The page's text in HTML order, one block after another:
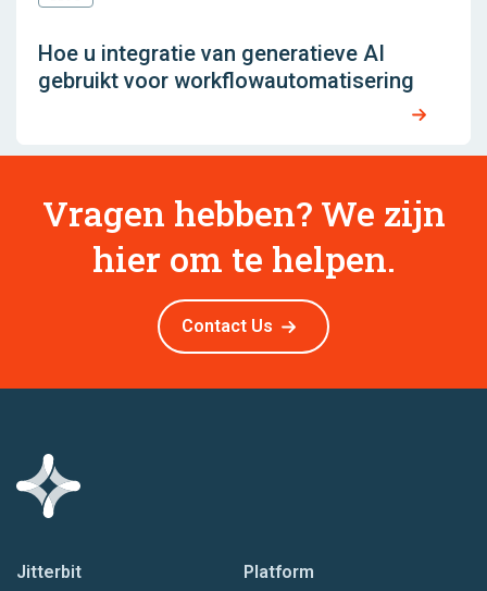
Hoe u integratie van generatieve AI
gebruikt voor workflowautomatisering
Vragen hebben? We zijn
hier om te helpen.
Contact Us
Jitterbit Platform